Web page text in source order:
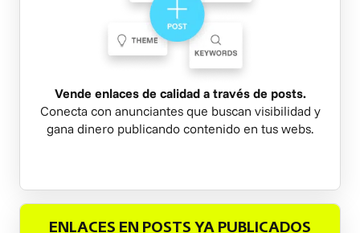
Vende enlaces de calidad a través de posts.
Conecta con anunciantes que buscan visibilidad y
gana dinero publicando contenido en tus webs.
ENLACES EN POSTS YA PUBLICADOS